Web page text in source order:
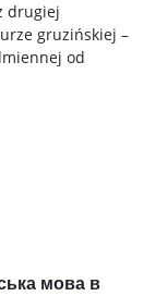
drugiej
gruzińskiej –
od
мова в